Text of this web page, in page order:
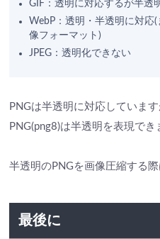
GIF：透明に対応するが半透
WebP：透明・半透明に対応
像フォーマット)
JPEG：透明化できない
PNGは半透明に対応していま
PNG(png8)は半透明を表現でき
半透明のPNGを画像圧縮する
最後に